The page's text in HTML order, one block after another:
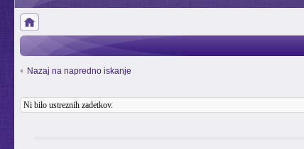
Nazaj na napredno iskanje
Ni bilo ustreznih zadetkov.